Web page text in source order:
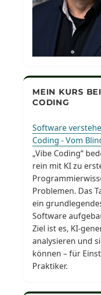
MEIN KURS
CODING
Software
Coding - Vom
„Vibe Coding“
rein mit KI zu
Problemen. Das
ein
Software
Ziel ist es, KI-
analysieren und
können – für
Praktiker.